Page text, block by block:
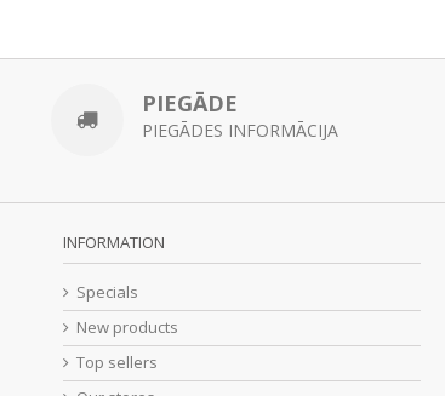
PIEGĀDE
PIEGĀDES INFORMĀCIJA
INFORMATION
Specials
New products
Top sellers